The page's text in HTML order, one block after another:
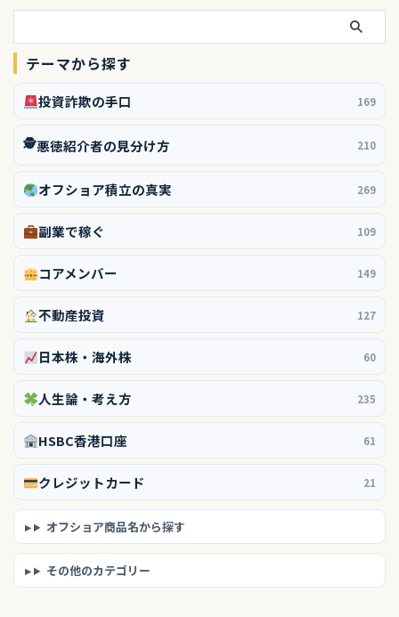
テーマから探す
投資詐欺の手口 169
🕵️悪徳紹介者の見分け方 210
オフショア積立の真実 269
副業で稼ぐ 109
コアメンバー 149
不動産投資 127
日本株・海外株 60
人生論・考え方 235
HSBC香港口座 61
クレジットカード 21
オフショア商品名から探す
その他のカテゴリー